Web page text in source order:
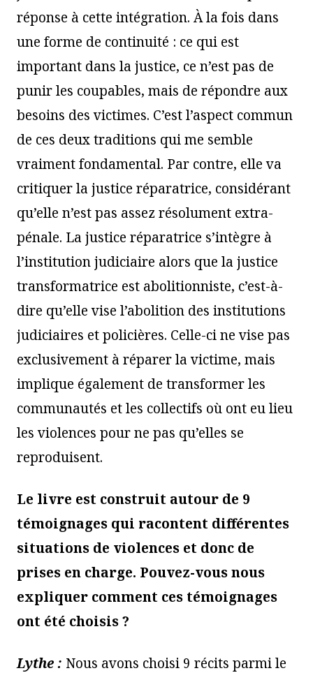
réponse à cette intégration. À la fois dans
une forme de continuité : ce qui est
important dans la justice, ce n’est pas de
punir les coupables, mais de répondre aux
besoins des victimes. C’est l’aspect commun
de ces deux traditions qui me semble
vraiment fondamental. Par contre, elle va
critiquer la justice réparatrice, considérant
qu’elle n’est pas assez résolument extra-
pénale. La justice réparatrice s’intègre à
l’institution judiciaire alors que la justice
transformatrice est abolitionniste, c’est-à-
dire qu’elle vise l’abolition des institutions
judiciaires et policières. Celle-ci ne vise pas
exclusivement à réparer la victime, mais
implique également de transformer les
communautés et les collectifs où ont eu lieu
les violences pour ne pas qu’elles se
reproduisent.
Le livre est construit autour de 9
témoignages qui racontent différentes
situations de violences et donc de
prises en charge. Pouvez-vous nous
expliquer comment ces témoignages
ont été choisis ?
Lythe : Nous avons choisi 9 récits parmi le